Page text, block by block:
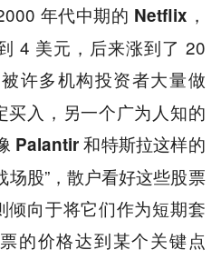
年代中期的 Netflix ，
4 美元，后来涨到了 20
被许多机构投资者大量做
买入，另一个广为人知的
Palantir和特斯拉这样的
场股”，散户看好这些股票
倾向于将它们作为短期套
的价格达到某个关键点